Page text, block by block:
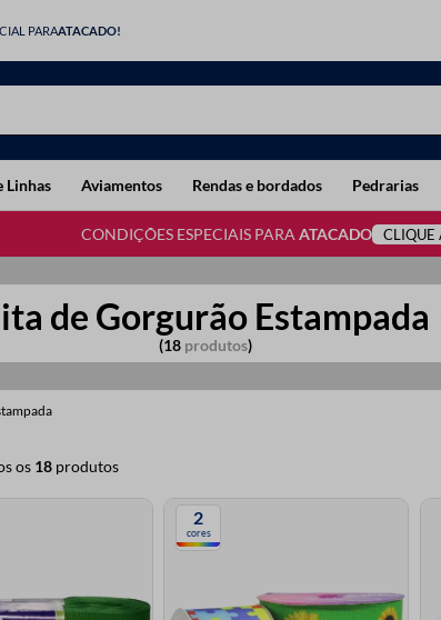
PARAATACADO!
Linhas Aviamentos Rendas e bordados Pedrarias
CONDIÇÕES ESPECIAIS PARA ATACADO CLIQUE
de Gorgurão Estampada
18 produtos
os 18produtos
2
cores